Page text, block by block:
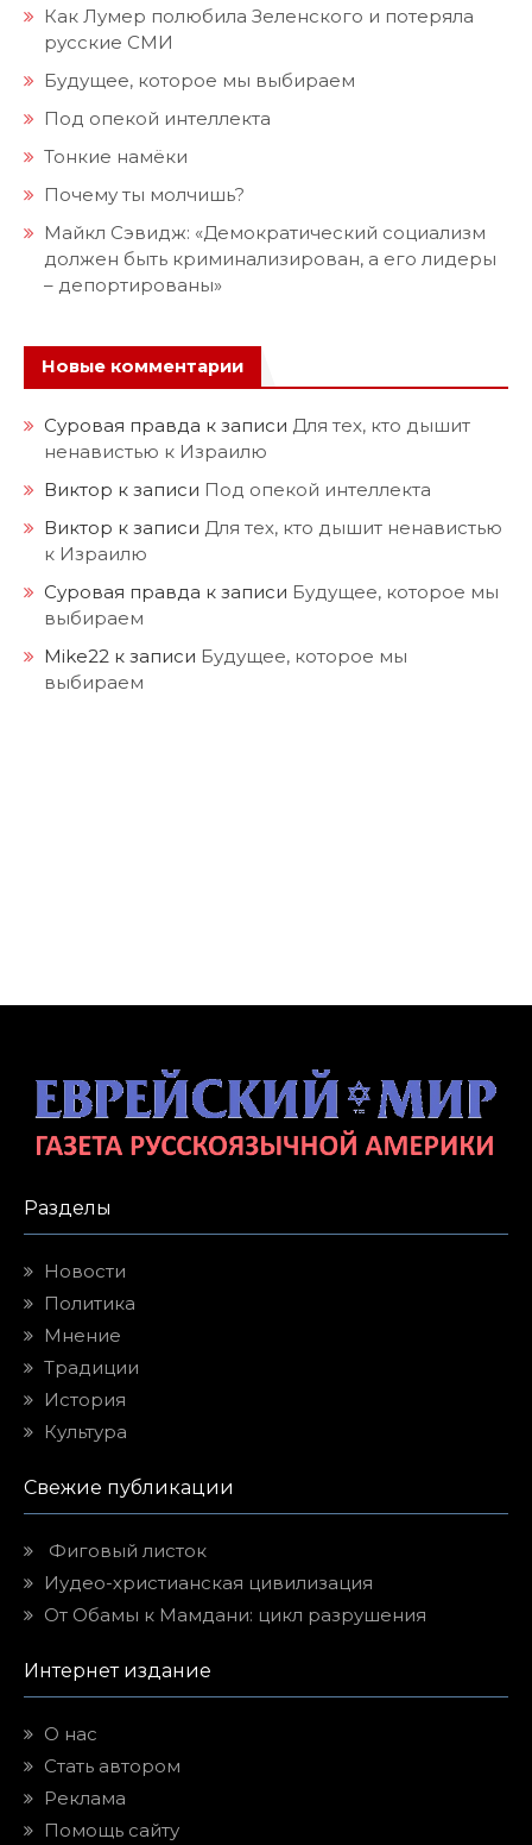
Как Лумер полюбила Зеленского и потеряла
русские СМИ
Будущее, которое мы выбираем
Под опекой интеллекта
Тонкие намёки
Почему ты молчишь?
Майкл Сэвидж: «Демократический социализм
должен быть криминализирован, а его лидеры
– депортированы»
Новые комментарии
Суровая правда к записи Для тех, кто дышит
ненавистью к Израилю
Виктор к записи Под опекой интеллекта
Виктор к записи Для тех, кто дышит ненавистью
к Израилю
Суровая правда к записи Будущее, которое мы
выбираем
Mike22 к записи Будущее, которое мы
выбираем
Разделы
Новости
Политика
Мнение
Традиции
История
Культура
Свежие публикации
Фиговый листок
Иудео-христианская цивилизация
От Обамы к Мамдани: цикл разрушения
Интернет издание
О нас
Стать автором
Реклама
Помощь сайту